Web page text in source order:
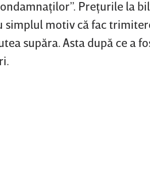
Preţurile la
motiv că fac
supăra. Asta după ce a